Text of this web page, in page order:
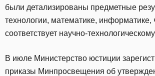
были детализированы предметные
технологии, математике, информатике,
соответствует научно-
В июле Министерство юстиции
приказы Минпросвещения об